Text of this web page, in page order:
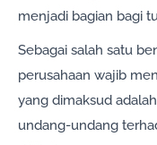
menjadi bagian bagi
Sebagai salah satu
perusahaan wajib
yang dimaksud
undang-undang